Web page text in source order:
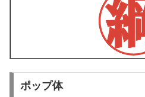
ポップ体